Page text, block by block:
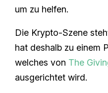
um zu helfen.
Die Krypto-Szene
hat deshalb zu einem
welches von The
ausgerichtet wird.